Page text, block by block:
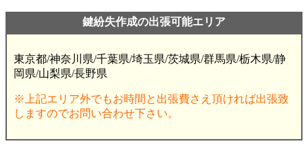
鍵紛失作成の出張可能エリア
東京都/神奈川県/千葉県/埼玉県/茨城県/群馬県/栃木県/静
岡県/山梨県/長野県
※上記エリア外でもお時間と出張費さえ頂ければ出張致
しますのでお問い合わせ下さい。